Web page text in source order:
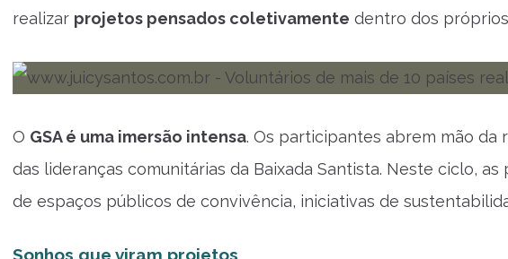
realizar projetos pensados coletivamente dentro dos
O GSA é uma imersão intensa. Os participantes abrem mão da
das lideranças comunitárias da Baixada Santista. Neste ciclo,
de espaços públicos de convivência, iniciativas de
Sonhos que viram projetos